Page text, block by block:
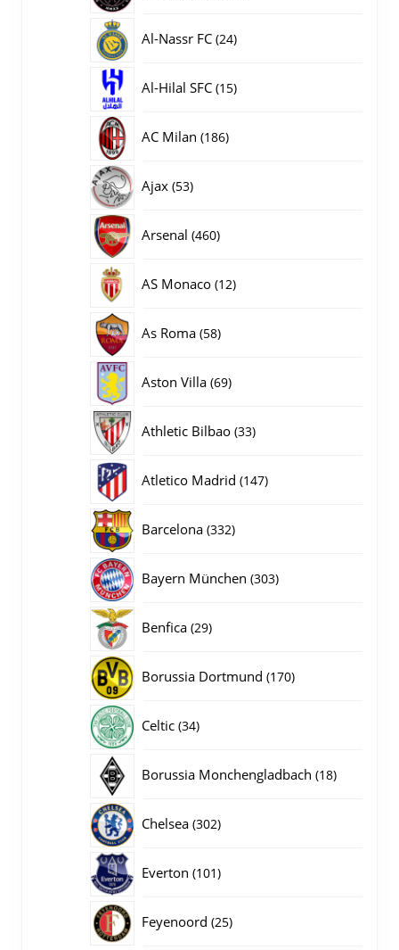
Al-Nassr FC 2424
Al-Hilal SFC 1515
AC Milan 186186
Ajax 5353
Arsenal 460460
AS Monaco 1212
As Roma 5858
Aston Villa 6969
Athletic Bilbao 3333
Atletico Madrid 147147
Barcelona 332332
Bayern München 303303
Benfica 2929
Borussia Dortmund 170170
Celtic 3434
Borussia Monchengladbach 1818
Chelsea 302302
Everton 101101
Feyenoord 2525